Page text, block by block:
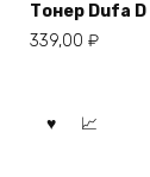
Тонер Dufa
339,00 ₽